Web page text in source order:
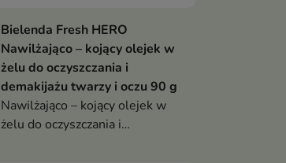
Bielenda Fresh HERO
Nawilżająco – kojący olejek w
żelu do oczyszczania i
demakijażu twarzy i oczu 90 g
Nawilżająco – kojący olejek w
żelu do oczyszczania i